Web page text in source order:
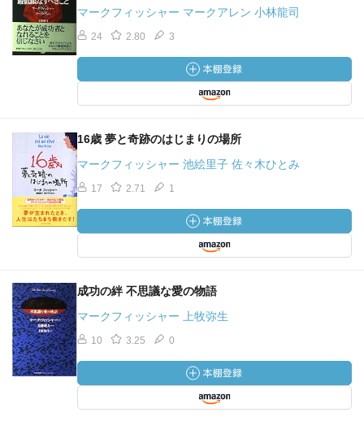
マークフィッシャー マークアレン 小林龍司
24 2.80 3
16歳 夢と奇跡のはじまりの場所
マークフィッシャー 池絵里子 佐々木ひとみ
17 2.71 1
成功の絆 不思議な愛の物語
マークフィッシャー 上牧弥生
10 3.25 0